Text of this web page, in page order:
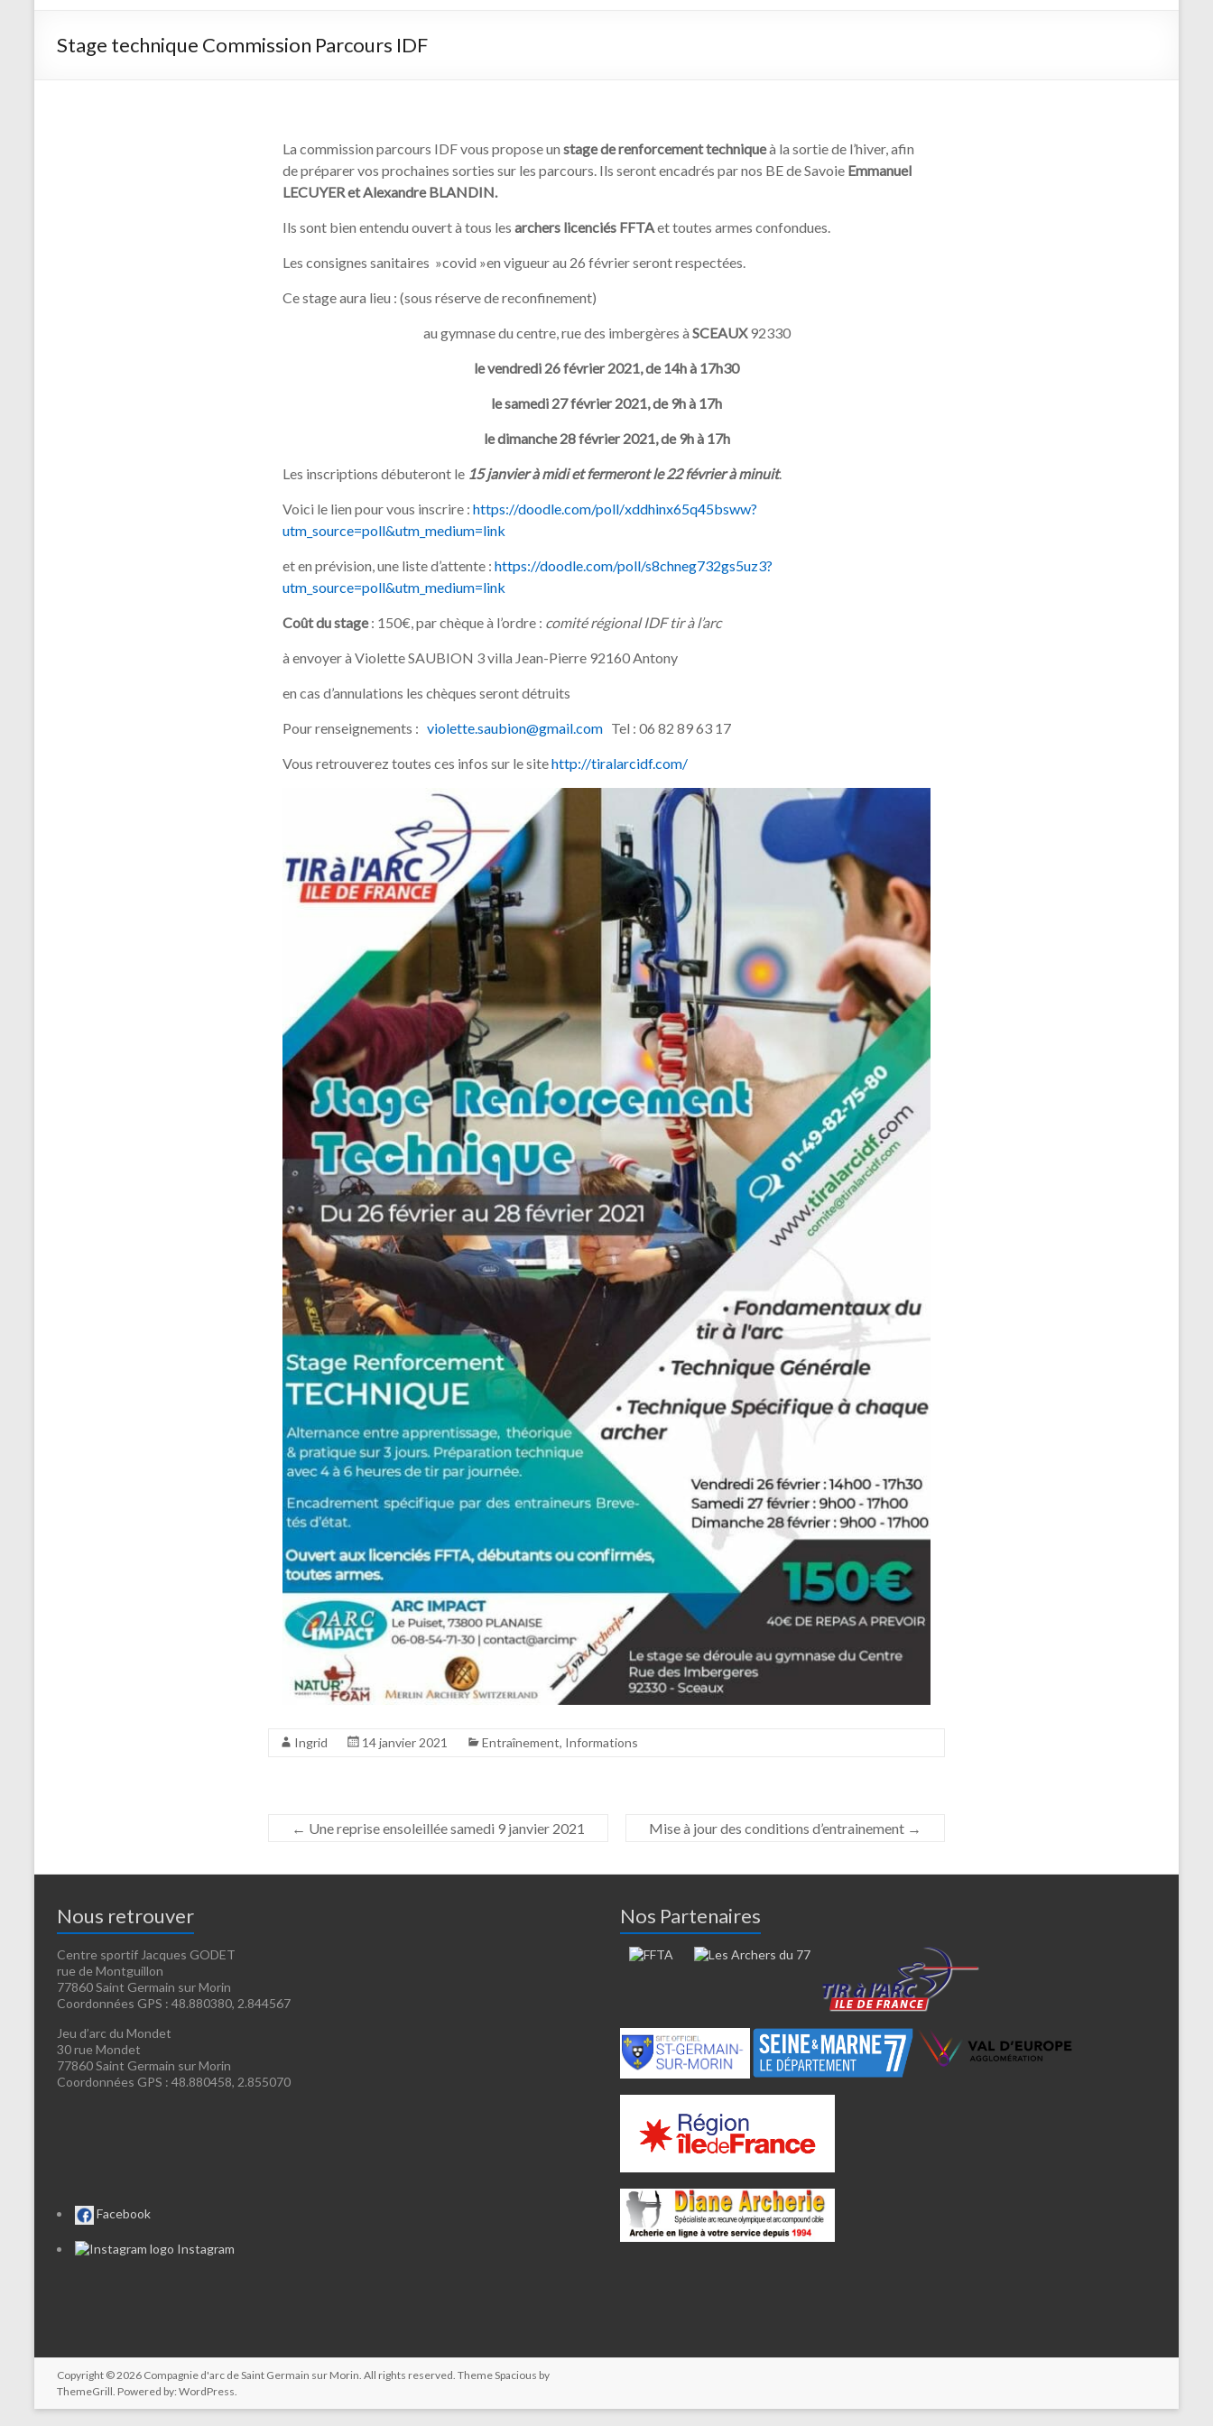
Saint
Stage technique Commission Parcours IDF
La commission parcours IDF vous propose un stage de renforcement techniqueà la sortie de l’hiver, afin
de préparer vos prochaines sorties sur les parcours. Ils seront encadrés par nos BE de Savoie Emmanuel
LECUYER et Alexandre BLANDIN.
Ils sont bien entendu ouvert à tous les archers licenciés FFTAet toutes armes confondues.
Les consignes sanitaires »covid »en vigueur au 26 février seront respectées.
Ce stage aura lieu : (sous réserve de reconfinement)
au gymnase du centre, rue des imbergères à SCEAUX92330
le vendredi 26 février 2021, de 14h à 17h30
le samedi 27 février 2021, de 9h à 17h
le dimanche 28 février 2021, de 9h à 17h
Les inscriptions débuteront le 15 janvier à midi et fermeront le 22 février à minuit.
Voici le lien pour vous inscrire : https://doodle.com/poll/xddhinx65q45bsww?
utm_source=poll&utm_medium=link
et en prévision, une liste d’attente : https://doodle.com/poll/s8chneg732gs5uz3?
utm_source=poll&utm_medium=link
Coût du stage: 150€, par chèque à l’ordre : comité régional IDF tir à l’arc
à envoyer à Violette SAUBION 3 villa Jean-Pierre 92160 Antony
en cas d’annulations les chèques seront détruits
Pour renseignements : violette.saubion@gmail.com Tel : 06 82 89 63 17
Vous retrouverez toutes ces infos sur le sitehttp://tiralarcidf.com/
Ingrid 14 janvier 2021 Entraînement, Informations
← Une reprise ensoleillée samedi 9 janvier 2021 Mise à jour des conditions d’entrainement →
Nous retrouver
Centre sportif Jacques GODET
rue de Montguillon
77860 Saint Germain sur Morin
Coordonnées GPS : 48.880380, 2.844567
Jeu d’arc du Mondet
30 rue Mondet
77860 Saint Germain sur Morin
Coordonnées GPS : 48.880458, 2.855070
Facebook
Instagram
Nos Partenaires
Copyright © 2026 Compagnie d'arc de Saint Germain sur Morin . All rights reserved. ThemeSpacious by
ThemeGrill. Powered by: WordPress